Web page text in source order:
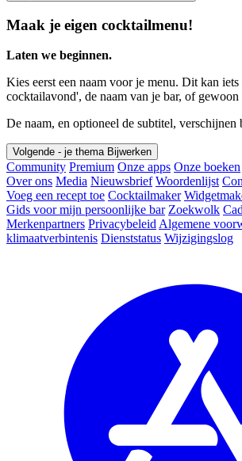
Maak je eigen cocktailmenu!
Laten we beginnen.
Kies eerst een naam voor je menu. Dit kan
cocktailavond', de naam van je bar, of
De naam, en optioneel de subtitel, verschijnen
Volgende - je thema Bijwerken
Community Premium Onze apps Onze boeken
Over ons Media Nieuwsbrief Woordenlijst
Voeg een recept toe Cocktailmaker
Gids voor mijn persoonlijke bar Zoekwolk
Merkenpartners Privacybeleid Algemene
klimaatverbintenis Dienststatus Wijzigingslog